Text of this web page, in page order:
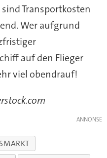
sind Transportkosten
Wer aufgrund
auf den Flieger
viel obendrauf!